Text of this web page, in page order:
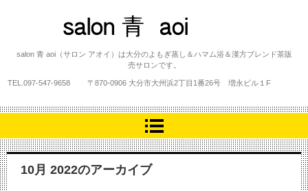
salon 青 aoi
salon 青 aoi（サロン アオイ）は大分のよもぎ蒸し＆ハマム浴＆漢方ブレンド茶販
売サロンです。
TEL. 097-547-9658 〒870-0906 大分市大州浜2丁目1番26号 増永ビル１F
10月 2022のアーカイブ